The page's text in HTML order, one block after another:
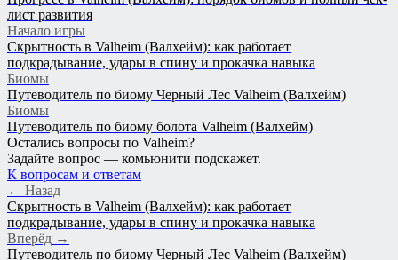
лист развития
Начало игры
Скрытность в Valheim (Валхейм): как работает
подкрадывание, удары в спину и прокачка навыка
Биомы
Путеводитель по биому Черный Лес Valheim (Валхейм)
Биомы
Путеводитель по биому болота Valheim (Валхейм)
Остались вопросы по Valheim?
Задайте вопрос — комьюнити подскажет.
К вопросам и ответам
← Назад
Скрытность в Valheim (Валхейм): как работает
подкрадывание, удары в спину и прокачка навыка
Вперёд →
Путеводитель по биому Черный Лес Valheim (Валхейм)